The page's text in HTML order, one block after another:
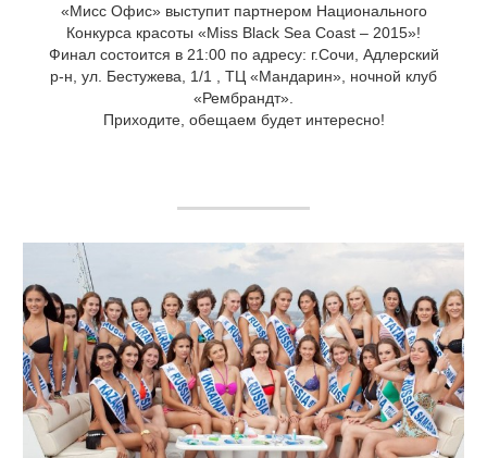
«Мисс Офис» выступит партнером Национального
Конкурса красоты «Miss Black Sea Coast – 2015»!
Финал состоится в 21:00 по адресу: г.Сочи, Адлерский
р-н, ул. Бестужева, 1/1 , ТЦ «Мандарин», ночной клуб
«Рембрандт».
Приходите, обещаем будет интересно!